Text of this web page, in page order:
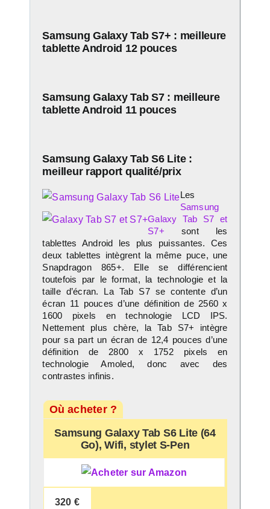
Samsung Galaxy Tab S7+ : meilleure
tablette Android 12 pouces
Samsung Galaxy Tab S7 : meilleure
tablette Android 11 pouces
Samsung Galaxy Tab S6 Lite :
meilleur rapport qualité/prix
Les
Samsung
Galaxy Tab S7 et
S7+ sont les
tablettes Android les plus puissantes. Ces
deux tablettes intègrent la même puce, une
Snapdragon 865+. Elle se différencient
toutefois par le format, la technologie et la
taille d’écran. La Tab S7 se contente d’un
écran 11 pouces d’une définition de 2560 x
1600 pixels en technologie LCD IPS.
Nettement plus chère, la Tab S7+ intègre
pour sa part un écran de 12,4 pouces d’une
définition de 2800 x 1752 pixels en
technologie Amoled, donc avec des
contrastes infinis.
Où acheter ?
Samsung Galaxy Tab S6 Lite (64
Go), Wifi, stylet S-Pen
320 €